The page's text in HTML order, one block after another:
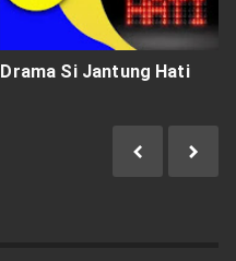
Drama Si Jantung Hati